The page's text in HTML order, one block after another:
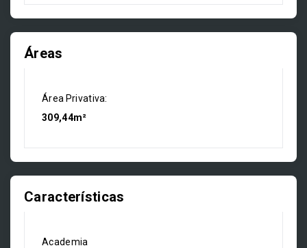
Áreas
Área Privativa:
309,44m²
Características
Academia